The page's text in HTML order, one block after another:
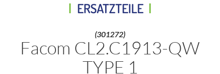
ERSATZTEILE
(301272)
Facom CL2.C1913-QW
TYPE 1